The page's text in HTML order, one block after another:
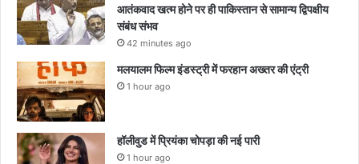
आतंकवाद खत्म होने पर ही पाकिस्तान से सामान्य द्विपक्षीय
संबंध संभव
42 minutes ago
मलयालम फिल्म इंडस्ट्री में फरहान अख्तर की एंट्री
1 hour ago
हॉलीवुड में प्रियंका चोपड़ा की नई पारी
1 hour ago